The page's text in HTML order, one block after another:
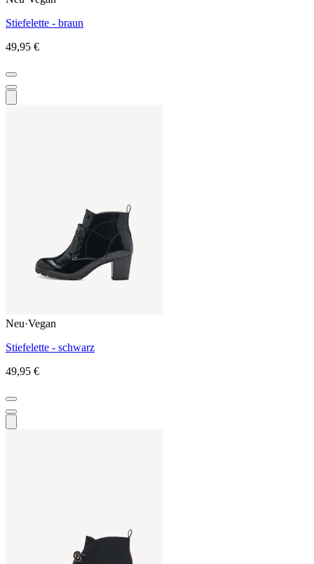
Stiefelette - braun
49,95 €
Neu·Vegan
Stiefelette - schwarz
49,95 €